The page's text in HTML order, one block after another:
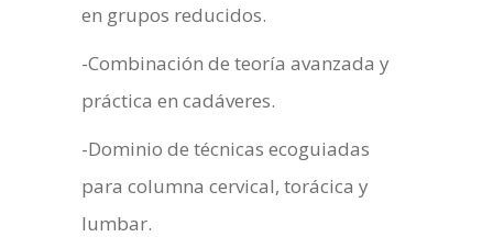
en grupos reducidos.
-Combinación de teoría avanzada y
práctica en cadáveres.
-Dominio de técnicas ecoguiadas
para columna cervical, torácica y
lumbar.